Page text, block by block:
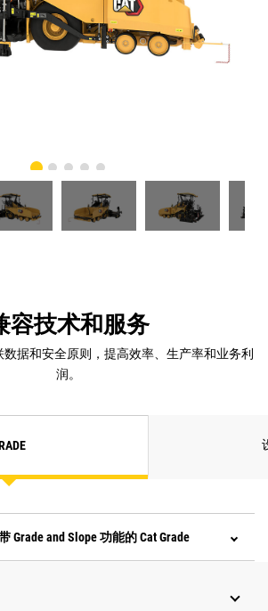
容技术和服务
据和安全原则，提高效率、生产率和业务利
润。
Grade and Slope 功能的 Cat Grade